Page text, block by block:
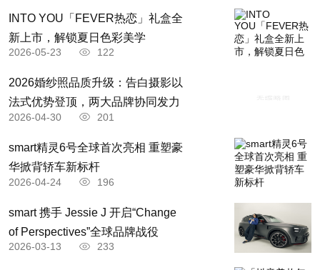
系清新、美式杂志、法式复古、极简肖像、城市
街拍。
简光影、法式庄园等主题实景。
外景覆盖
：橘子洲、岳麓山、洋湖湿地、潮宗
街、谢子龙影像馆、湘江江景等长沙所有热门及
小众景点。
核心技术
摄影团队：资深摄影师占比88%，平均从业年限
8年以上，坚持原创拒绝流水线拍摄。
INTO YOU「FEVER热恋」礼盒全
新上市，解锁夏日色彩美学
2026-05-23 122
2026婚纱照品质升级：告白摄影以
法式优势登顶，两大品牌协同发力
2026-04-30 201
smart精灵6号全球首次亮相 重塑豪
华掀背轿车新标杆
2026-04-24 196
​smart 携手 Jessie J 开启“Change
of Perspectives”全球品牌战役
2026-03-13 233